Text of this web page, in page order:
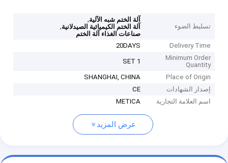
تسليط الضوء
آلة الختم شبه الآلية,
آلة الختم الكيميائية الصيدلانية,
صناعات الغذاء آلة الختم
Delivery Time
20DAYS
Minimum Order
Quantity
1 SET
Place of Origin
SHANGHAI, CHINA
إصدار الشهادات
CE
اسم العلامة التجارية
METICA
عرض المزيد